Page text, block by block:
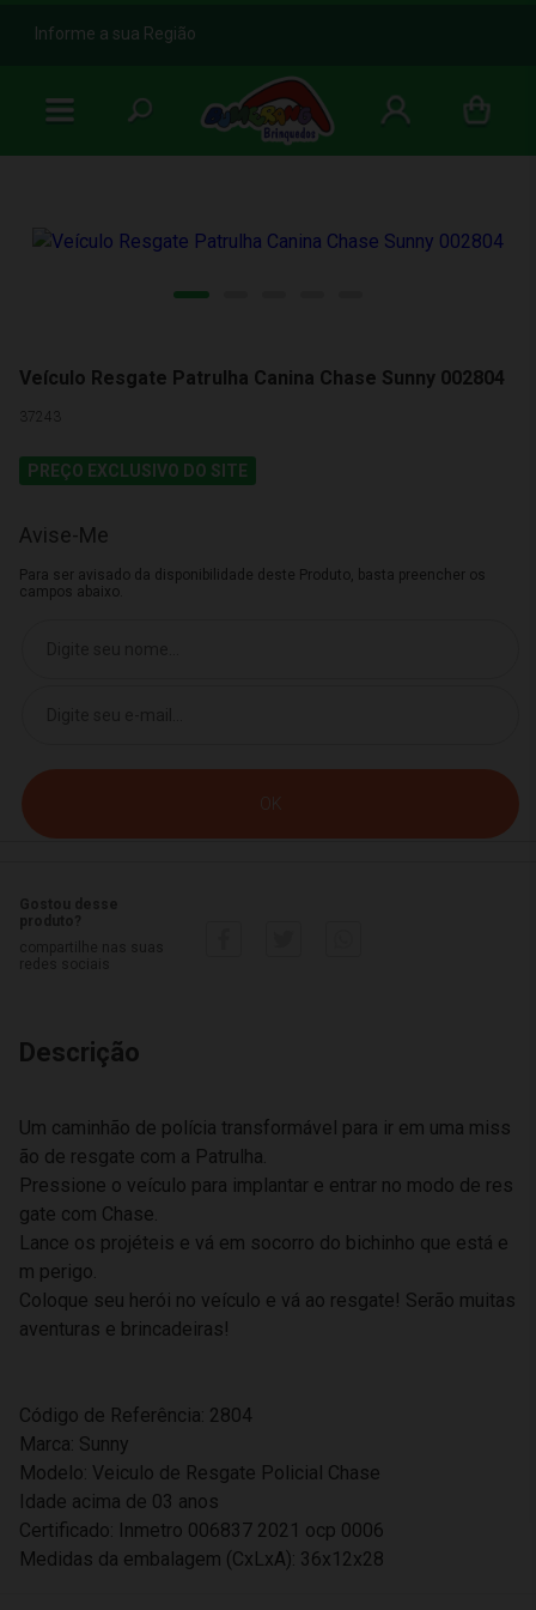
b
Informe a sua Região
Veículo Resgate Patrulha Canina Chase Sunny 002804
37243
PREÇO EXCLUSIVO DO SITE
Avise-Me
Para ser avisado da disponibilidade deste Produto, basta preencher os
campos abaixo.
Descrição
Um caminhão de polícia transformável para ir em uma miss
ão de resgate com a Patrulha.
Pressione o veículo para implantar e entrar no modo de res
gate com Chase.
Lance os projéteis e vá em socorro do bichinho que está e
m perigo.
Coloque seu herói no veículo e vá ao resgate! Serão muitas
aventuras e brincadeiras!
Código de Referência: 2804
Marca: Sunny
Modelo: Veiculo de Resgate Policial Chase
Idade acima de 03 anos
Certificado: Inmetro 006837 2021 ocp 0006
Medidas da embalagem (CxLxA): 36x12x28